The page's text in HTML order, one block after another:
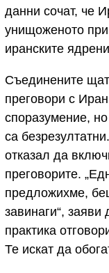
данни сочат, че
унищоженото
иранските
Съединените
преговори с
споразумение,
са безрезултатни.
отказал да
преговорите.
предложихме,
завинаги“,
практика
Те искат да